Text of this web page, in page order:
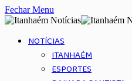
Fechar Menu
NOTÍCIAS
ITANHAÉM
ESPORTES